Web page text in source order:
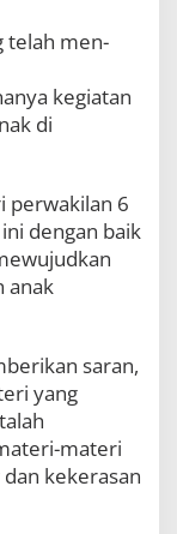
telah men-
kegiatan
di
perwakilan 6
dengan baik
anak
saran,
yang
materi
kekerasan